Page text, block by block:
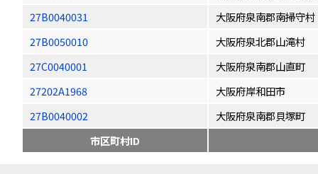
27B0040031
大阪府泉南郡南掃守村
27B0050010
大阪府泉北郡山滝村
27C0040001
大阪府泉南郡山直町
27202A1968
大阪府岸和田市
27B0040002
大阪府泉南郡貝塚町
市区町村ID